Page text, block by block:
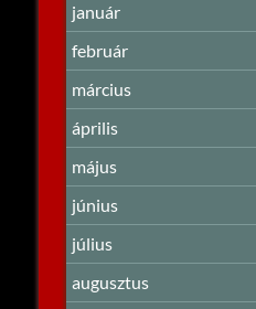
január
február
március
április
május
június
július
augusztus